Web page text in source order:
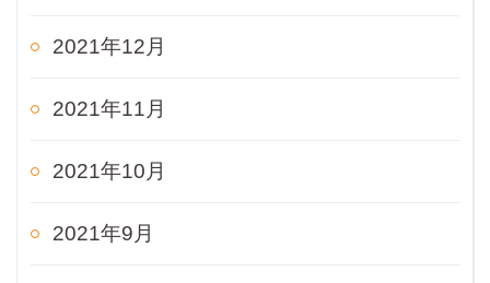
2021年12月
2021年11月
2021年10月
2021年9月